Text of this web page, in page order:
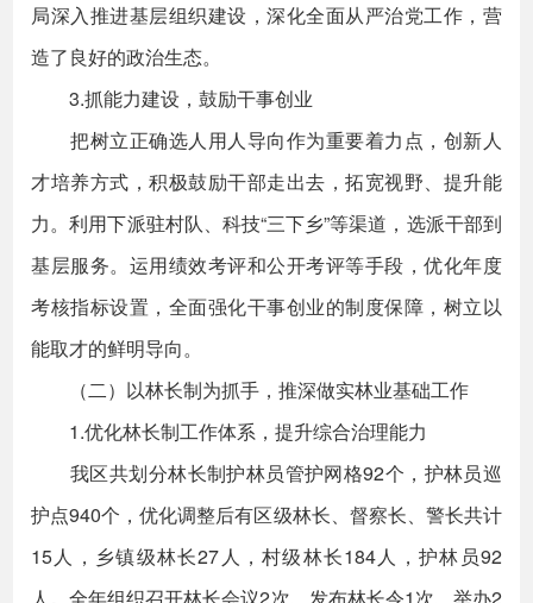
局深入推进基层组织建设，深化全面从严治党工作，营
造了良好的政治生态。
3.抓能力建设，鼓励干事创业
把树立正确选人用人导向作为重要着力点，创新人
才培养方式，积极鼓励干部走出去，拓宽视野、提升能
力。利用下派驻村队、科技“三下乡”等渠道，选派干部到
基层服务。运用绩效考评和公开考评等手段，优化年度
考核指标设置，全面强化干事创业的制度保障，树立以
能取才的鲜明导向。
（二）以林长制为抓手，推深做实林业基础工作
1.优化林长制工作体系，提升综合治理能力
我区共划分林长制护林员管护网格92个，护林员巡
护点940个，优化调整后有区级林长、督察长、警长共计
15人，乡镇级林长27人，村级林长184人，护林员92